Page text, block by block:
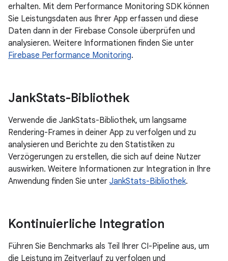
erhalten. Mit dem Performance Monitoring SDK können
Sie Leistungsdaten aus Ihrer App erfassen und diese
Daten dann in der Firebase Console überprüfen und
analysieren. Weitere Informationen finden Sie unter
Firebase Performance Monitoring.
JankStats-Bibliothek
Verwende die JankStats-Bibliothek, um langsame
Rendering-Frames in deiner App zu verfolgen und zu
analysieren und Berichte zu den Statistiken zu
Verzögerungen zu erstellen, die sich auf deine Nutzer
auswirken. Weitere Informationen zur Integration in Ihre
Anwendung finden Sie unter JankStats-Bibliothek.
Kontinuierliche Integration
Führen Sie Benchmarks als Teil Ihrer CI-Pipeline aus, um
die Leistung im Zeitverlauf zu verfolgen und